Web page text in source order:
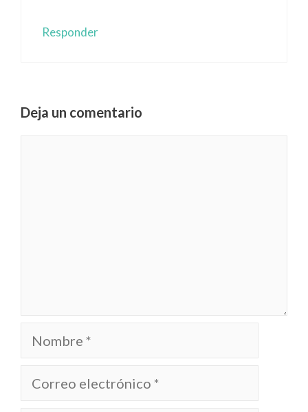
Responder
Deja un comentario